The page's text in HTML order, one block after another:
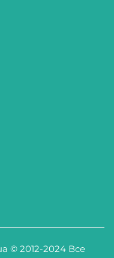
© 2012-2024 Все